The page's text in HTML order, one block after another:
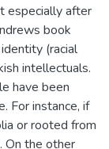
especially after
book
(racial
intellectuals.
have been
For instance, if
or rooted from
On the other